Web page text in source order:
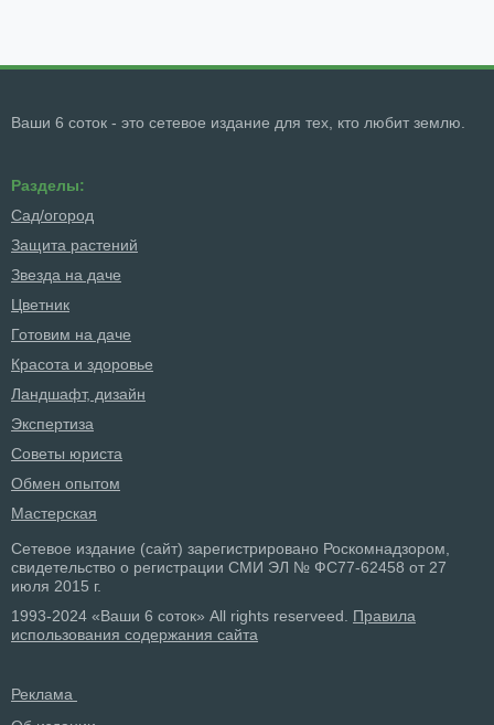
Ваши 6 соток - это сетевое издание для тех, кто любит землю.
Разделы:
Сад/огород
Защита растений
Звезда на даче
Цветник
Готовим на даче
Красота и здоровье
Ландшафт, дизайн
Экспертиза
Советы юриста
Обмен опытом
Мастерская
Сетевое издание (сайт) зарегистрировано Роскомнадзором,
свидетельство о регистрации СМИ ЭЛ № ФС77-62458 от 27
июля 2015 г.
1993-2024 «Ваши 6 соток» All rights reserveed. Правила
использования содержания сайта
Реклама